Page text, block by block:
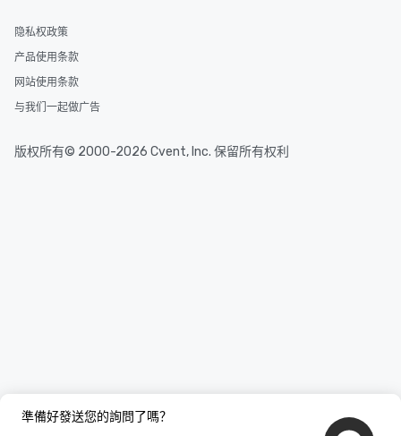
準備好發送您的詢問了嗎？
隐私权政策
产品使用条款
网站使用条款
与我们一起做广告
版权所有© 2000-2026 Cvent, Inc. 保留所有权利